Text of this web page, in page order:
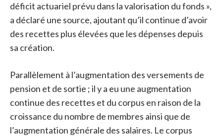
déficit actuariel prévu dans la valorisation du fonds »,
a déclaré une source, ajoutant qu’il continue d’avoir
des recettes plus élevées que les dépenses depuis
sa création.
Parallèlement à l’augmentation des versements de
pension et de sortie ; il y a eu une augmentation
continue des recettes et du corpus en raison de la
croissance du nombre de membres ainsi que de
l’augmentation générale des salaires. Le corpus